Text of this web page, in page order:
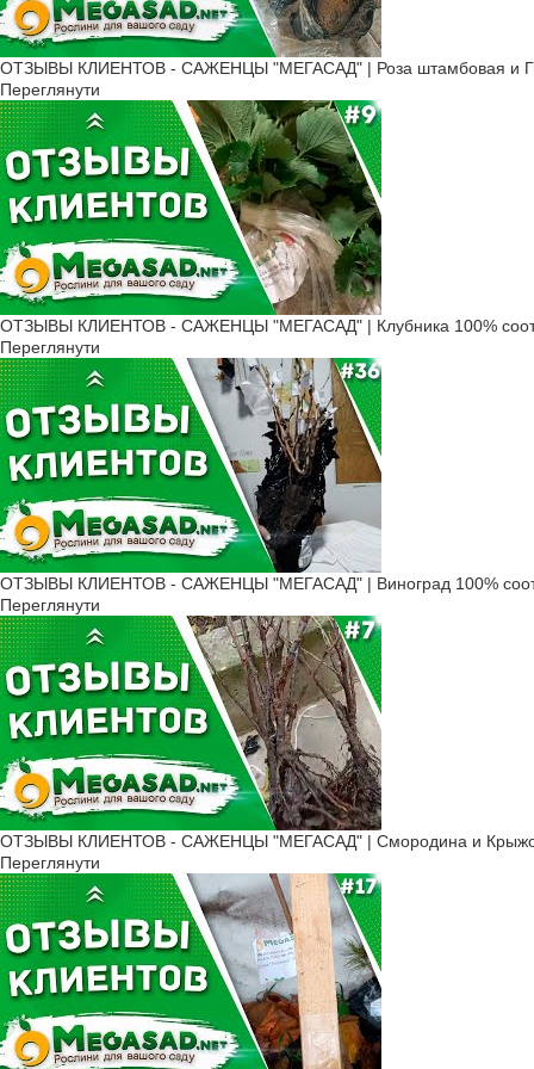
А можна просто купити
Для кращого запилення та
Правила
Їстівний каштан в Україні
Серед того, що потрібно
Полив. Відразу після
Розпушування грунту. На
Підживлення. Проводять
Нехитрі правила догляду
Якщо ви вже зважилися
10-ї до 18-ї години, без
Відмінність
На практиці неважко
В першу чергу своїм
Та й цвітуть вони абсолютно
каштана зібрані у довгі та
Під час формування плодів
наділений шкіркою з
Як посадити
Для посадки каштана
метрів.
Грунт для посадки варто
не переносить, його краще
Під час посадки уважно
Про всі тонкощі
ОТЗЫВЫ КЛИЕНТОВ - САЖЕНЦЫ "МЕГАСАД" | Роза штамбовая и
Переглянути
ОТЗЫВЫ КЛИЕНТОВ - САЖЕНЦЫ "МЕГАСАД" | Клубника 100%
Переглянути
ОТЗЫВЫ КЛИЕНТОВ - САЖЕНЦЫ "МЕГАСАД" | Виноград 100%
Переглянути
ОТЗЫВЫ КЛИЕНТОВ - САЖЕНЦЫ "МЕГАСАД" | Смородина и
Переглянути